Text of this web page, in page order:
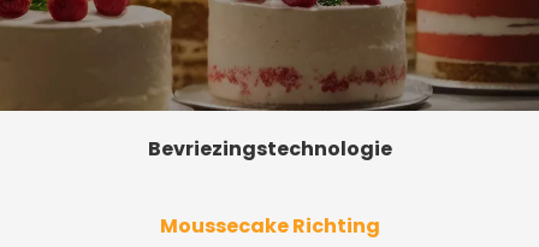
Bevriezingstechnologie
Moussecake Richting